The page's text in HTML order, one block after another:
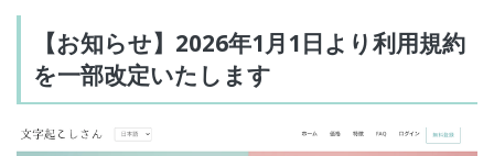
【お知らせ】2026年1月1日より利用規約
を一部改定いたします